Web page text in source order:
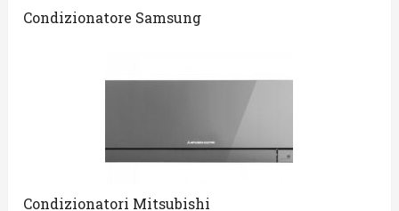
Condizionatore Samsung
Condizionatori Mitsubishi